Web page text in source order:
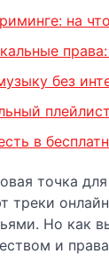
на
без
плейлист
в
точка
треки
Но как
и